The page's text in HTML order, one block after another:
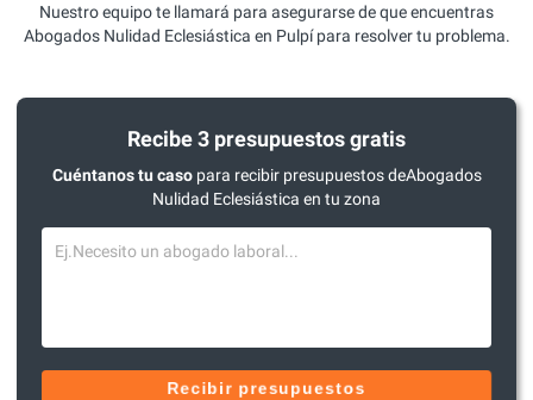
Nuestro equipo te llamará para asegurarse de que encuentras
Abogados Nulidad Eclesiástica en Pulpí para resolver tu problema.
Recibe 3 presupuestos gratis
Cuéntanos tu casopara recibir presupuestos deAbogados
Nulidad Eclesiástica en tu zona
Recibir presupuestos